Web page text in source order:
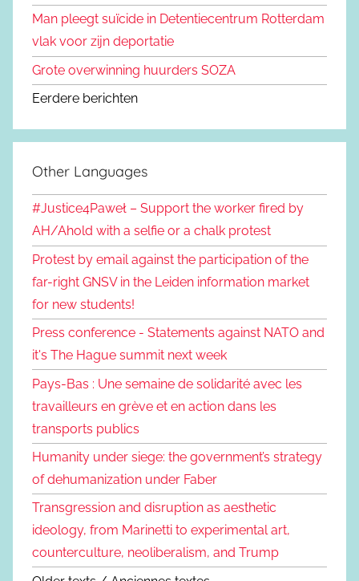
Man pleegt suïcide in Detentiecentrum Rotterdam
vlak voor zijn deportatie
Grote overwinning huurders SOZA
Eerdere berichten
Other Languages
#Justice4Paweł – Support the worker fired by
AH/Ahold with a selfie or a chalk protest
Protest by email against the participation of the
far-right GNSV in the Leiden information market
for new students!
Press conference - Statements against NATO and
it's The Hague summit next week
Pays-Bas : Une semaine de solidarité avec les
travailleurs en grève et en action dans les
transports publics
Humanity under siege: the government’s strategy
of dehumanization under Faber
Transgression and disruption as aesthetic
ideology, from Marinetti to experimental art,
counterculture, neoliberalism, and Trump